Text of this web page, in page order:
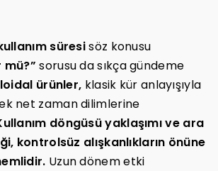
süresisöz konusu
mü?” sorusu da sıkça gündeme
ürünler, klasik kür anlayışıyla
net zaman dilimlerine
döngüsü yaklaşımı ve ara
kontrolsüz alışkanlıkların önüne
Uzun dönem etki